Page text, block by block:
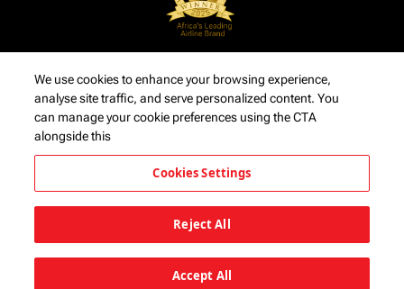
We use cookies to enhance your browsing experience,
analyse site traffic, and serve personalized content. You
can manage your cookie preferences using the CTA
alongside this
Cookies Settings
Reject All
Accept All